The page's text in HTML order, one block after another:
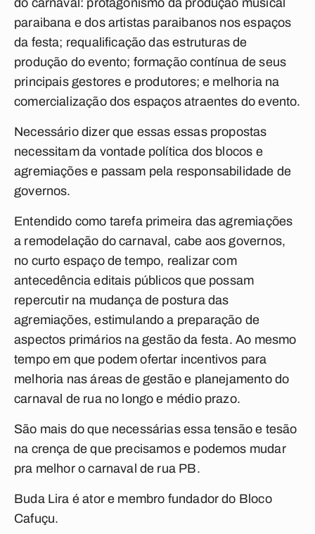
do carnaval: protagonismo da produção musical
paraibana e dos artistas paraibanos nos espaços
da festa; requalificação das estruturas de
produção do evento; formação contínua de seus
principais gestores e produtores; e melhoria na
comercialização dos espaços atraentes do evento.
Necessário dizer que essas essas propostas
necessitam da vontade política dos blocos e
agremiações e passam pela responsabilidade de
governos.
Entendido como tarefa primeira das agremiações
a remodelação do carnaval, cabe aos governos,
no curto espaço de tempo, realizar com
antecedência editais públicos que possam
repercutir na mudança de postura das
agremiações, estimulando a preparação de
aspectos primários na gestão da festa. Ao mesmo
tempo em que podem ofertar incentivos para
melhoria nas áreas de gestão e planejamento do
carnaval de rua no longo e médio prazo.
São mais do que necessárias essa tensão e tesão
na crença de que precisamos e podemos mudar
pra melhor o carnaval de rua PB.
Buda Lira é ator e membro fundador do Bloco
Cafuçu.